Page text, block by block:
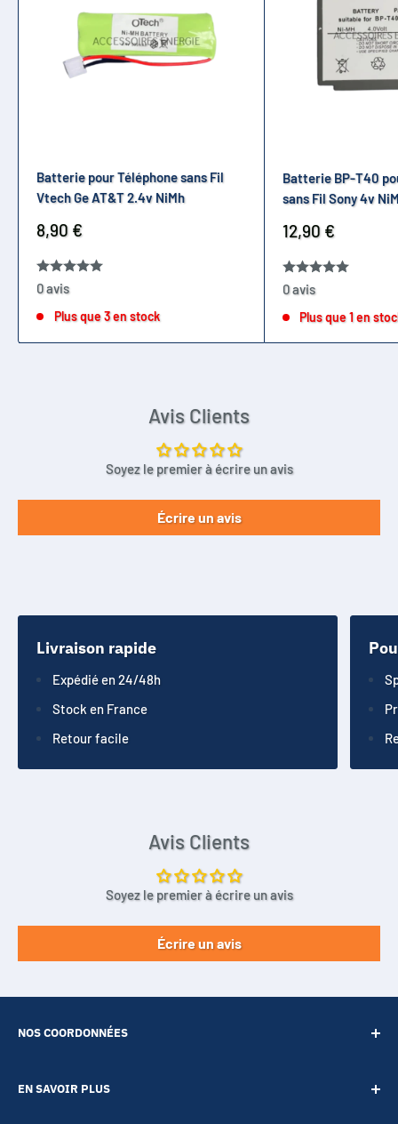
Batterie pour Téléphone sans Fil
Vtech Ge AT&T 2.4v NiMh
Prix
réduit
8,90 €
0 avis
Plus que 3 en stock
Batterie BP-T40
sans Fil Sony 4v
Prix
réduit
12,90 €
0 avis
Plus que 1 en
Avis Clients
Soyez le premier à écrire un avis
Écrire un avis
Livraison rapide
Expédié en 24/48h
Stock en France
Retour facile
Avis Clients
Soyez le premier à écrire un avis
Écrire un avis
NOS COORDONNÉES
EN SAVOIR PLUS